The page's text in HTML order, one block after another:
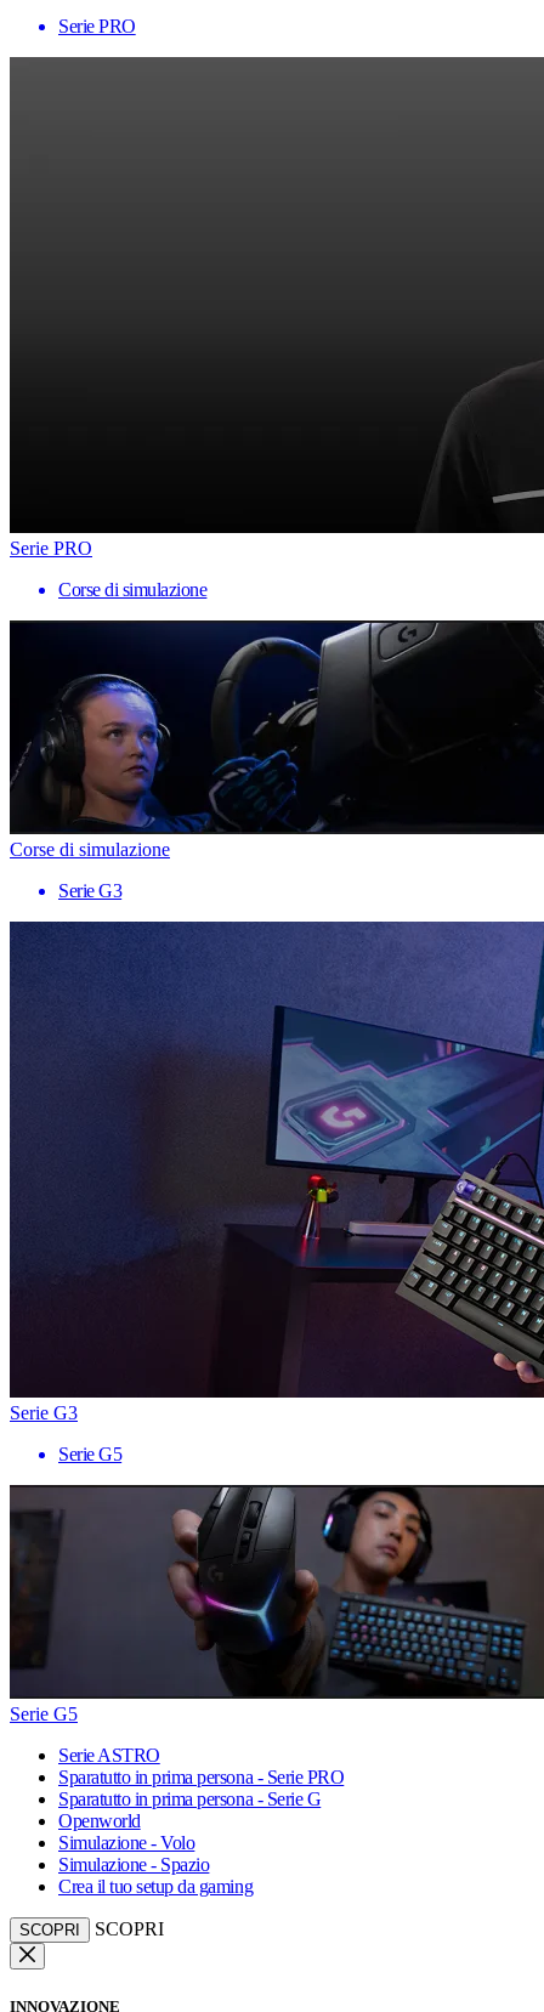
Serie PRO
Serie PRO
Corse di simulazione
Corse di simulazione
Serie G3
Serie G3
Serie G5
Serie G5
Serie ASTRO
Sparatutto in prima persona - Serie PRO
Sparatutto in prima persona - Serie G
Openworld
Simulazione - Volo
Simulazione - Spazio
Crea il tuo setup da gaming
SCOPRI SCOPRI
INNOVAZIONE